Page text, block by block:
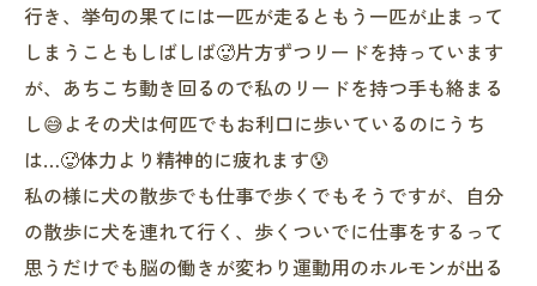
行き、挙句の果てには一匹が走るともう一匹が止まって
しまうこともしばしば🥵片方ずつリードを持っています
が、あちこち動き回るので私のリードを持つ手も絡まる
し😅よその犬は何匹でもお利口に歩いているのにうち
は…🥵体力より精神的に疲れます😰
私の様に犬の散歩でも仕事で歩くでもそうですが、自分
の散歩に犬を連れて行く、歩くついでに仕事をするって
思うだけでも脳の働きが変わり運動用のホルモンが出る